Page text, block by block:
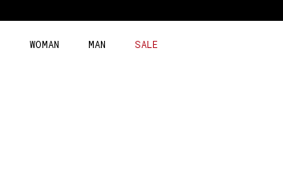
to
WOMAN MAN SALE